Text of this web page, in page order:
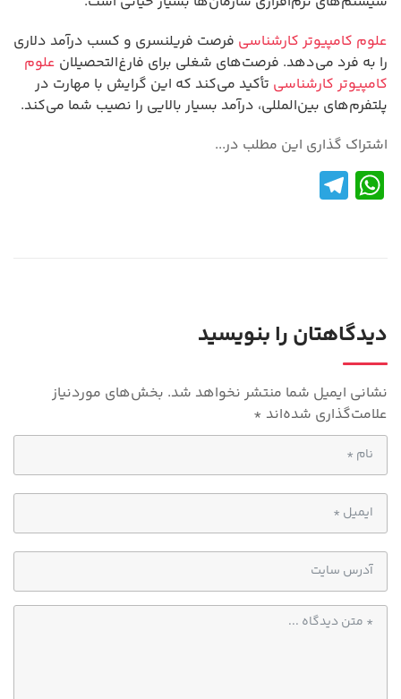
علوم کامپیوتر کارشناسی فرصت فریلنسری و کسب درآمد دلاری
را به فرد می‌دهد. فرصت‌های شغلی برای فارغ‌التحصیلان علوم
کامپیوتر کارشناسی تأکید می‌کند که این گرایش با مهارت در
پلتفرم‌های بین‌المللی، درآمد بسیار بالایی را نصیب شما می‌کند.
اشتراک گذاری این مطلب در...
W
h
p
p
دیدگاهتان را بنویسید
نشانی ایمیل شما منتشر نخواهد شد. بخش‌های موردنیاز
علامت‌گذاری شده‌اند *